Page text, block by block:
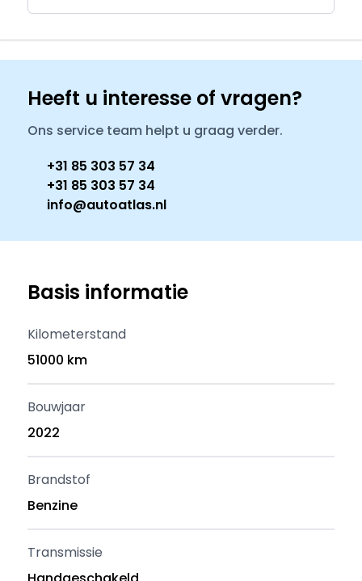
Heeft u interesse of vragen?
Ons service team helpt u graag verder.
+31 85 303 57 34
+31 85 303 57 34
info@autoatlas.nl
Basis informatie
Kilometerstand
51000 km
Bouwjaar
2022
Brandstof
Benzine
Transmissie